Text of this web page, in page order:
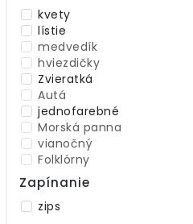
kvety
lístie
medvedík
hviezdičky
Zvieratká
Autá
jednofarebné
Morská panna
vianočný
Folklórny
Geometrický
Prúžok
Zapínanie
zips